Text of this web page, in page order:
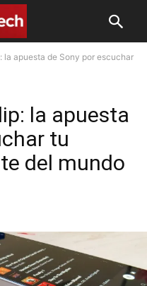
la apuesta de Sony por escuchar
la apuesta
tu
del mundo